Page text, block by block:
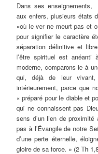
Dans ses enseignements,
aux enfers, plusieurs états
«où le ver ne meurt pas et
pour signifier le caractère
séparation définitive et
l’être spirituel est
moderne, comparons-le à
qui, déjà de leur vivant,
intérieurement, parce que
« préparé pour le diable et
qui ne connaissent pas
sens d’un lien de
pas à l’Évangile de notre
d’une perte éternelle,
gloire de sa force. » (2 Th